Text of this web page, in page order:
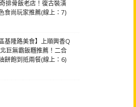
排骨飯老店！復古裝潢
食尚玩家推薦(線上：7)
區基隆路美食】上順興香Q
巨無霸飯糰推薦！二合
餅飽到抵兩餐(線上：6)